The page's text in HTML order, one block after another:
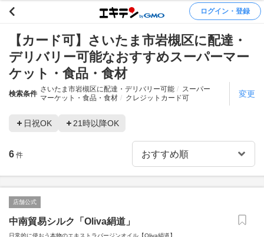
ログイン・登録
【カード可】さいたま市岩槻区に配達・
デリバリー可能なおすすめスーパーマー
ケット・食品・食材
検索条件
さいたま市岩槻区に配達・デリバリー可能
スーパー
マーケット・食品・食材
クレジットカード可 変更
日祝OK 21時以降OK
6 件
店舗公式
中南貿易シルク「Oliva絹道」
日常的に使おう本物のエキストラバージンオイル【Oliva絹道】